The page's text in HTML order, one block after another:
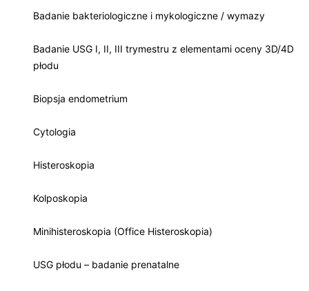
Badanie bakteriologiczne i mykologiczne / wymazy
Badanie USG I, II, III trymestru z elementami oceny 3D/4D
płodu
Biopsja endometrium
Cytologia
Histeroskopia
Kolposkopia
Minihisteroskopia (Office Histeroskopia)
USG płodu – badanie prenatalne